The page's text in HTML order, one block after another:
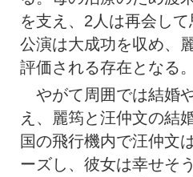
を支え、2人は再会して
公演は大成功を収め、
評価される存在となる。
やがて周囲では結婚
え、麗筠と汪仲文の結
国の飛行機内で汪仲文
ーズし、彼女は幸せそ